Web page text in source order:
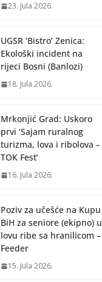
23. Jula 2026.
UGSR ‘Bistro’ Zenica:
Ekološki incident na
rijeci Bosni (Banlozi)
18. Jula 2026.
Mrkonjić Grad: Uskoro
prvi ‘Sajam ruralnog
turizma, lova i ribolova –
TOK Fest’
16. Jula 2026.
Poziv za učešće na Kupu
BiH za seniore (ekipno) u
lovu ribe sa hranilicom –
Feeder
15. Jula 2026.